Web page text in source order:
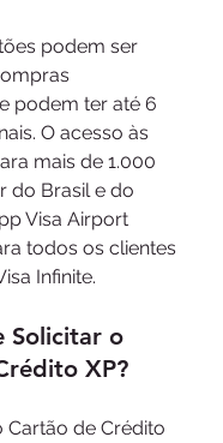
podem ser
podem ter até 6
O acesso às
mais de 1.000
do Brasil e do
Visa Airport
todos os clientes
Infinite.
Solicitar o
XP?
Cartão de Crédito